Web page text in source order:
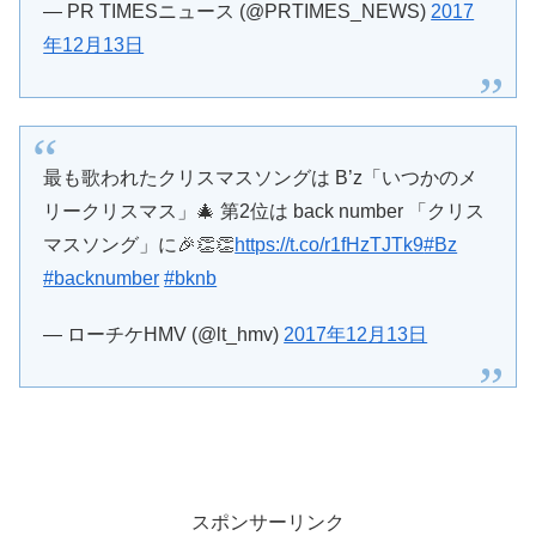
— PR TIMESニュース (@PRTIMES_NEWS) 2017
年12月13日
最も歌われたクリスマスソングは B’z「いつかのメ
リークリスマス」🎄 第2位は back number 「クリス
マスソング」に🎉👏👏https://t.co/r1fHzTJTk9#Bz
#backnumber #bknb
— ローチケHMV (@lt_hmv) 2017年12月13日
スポンサーリンク